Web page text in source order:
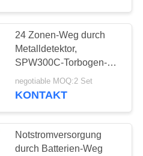
24 Zonen-Weg durch
Metalldetektor,
SPW300C-Torbogen-
Metalldetektor
negotiable MOQ:2 Set
KONTAKT
Notstromversorgung
durch Batterien-Weg